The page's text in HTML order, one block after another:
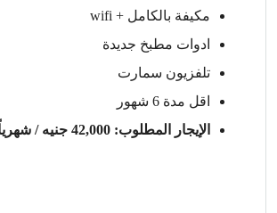
مكيفة بالكامل + wifi
ادوات مطبخ جديدة
تلفزيون سمارت
اقل مدة 6 شهور
الإيجار المطلوب: 42,000 جنيه / شهرياً